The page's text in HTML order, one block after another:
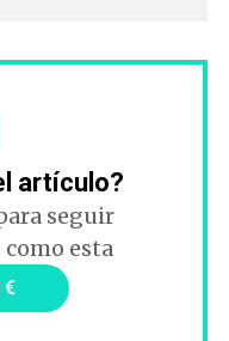
artículo?
seguir
esta